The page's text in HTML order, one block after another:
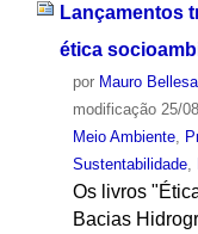
Lançamentos
ética
por Mauro Bellesa
modificação25/
Meio Ambiente,
Sustentabilidade,
Os livros
Bacias